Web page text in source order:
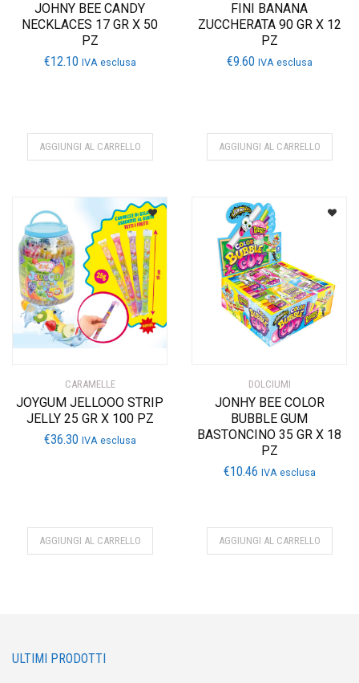
JOHNY BEE CANDY
NECKLACES 17 GR X 50
PZ
€12.10 IVA esclusa
AGGIUNGI AL CARRELLO
FINI BANANA
ZUCCHERATA 90 GR X 12
PZ
€9.60 IVA esclusa
AGGIUNGI AL CARRELLO
CARAMELLE
JOYGUM JELLOOO STRIP
JELLY 25 GR X 100 PZ
€36.30 IVA esclusa
AGGIUNGI AL CARRELLO
DOLCIUMI
JONHY BEE COLOR
BUBBLE GUM
BASTONCINO 35 GR X 18
PZ
€10.46 IVA esclusa
AGGIUNGI AL CARRELLO
ULTIMI PRODOTTI